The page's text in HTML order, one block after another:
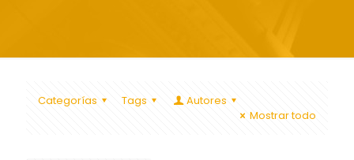
Categorías Tags
Autores
Mostrar todo